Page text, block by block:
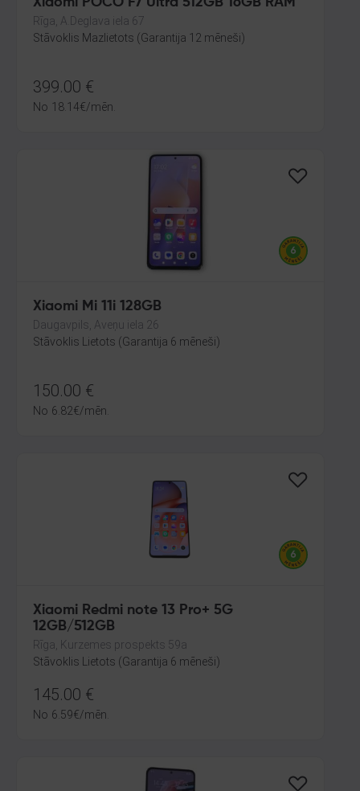
Rīga, A.Deglava iela 67
Stāvoklis Mazlietots (Garantija 12 mēneši)
399.00 €
No 18.14€/mēn.
Xiaomi Mi 11i 128GB
Daugavpils, Aveņu iela 26
Stāvoklis Lietots (Garantija 6 mēneši)
150.00 €
No 6.82€/mēn.
Xiaomi Redmi note 13 Pro+ 5G
12GB/512GB
Rīga, Kurzemes prospekts 59a
Stāvoklis Lietots (Garantija 6 mēneši)
145.00 €
No 6.59€/mēn.